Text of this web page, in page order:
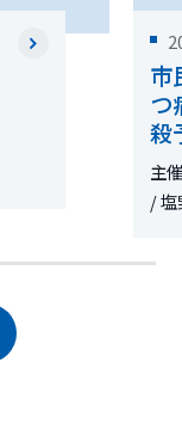
市
つ
殺
会
主
/ 塩